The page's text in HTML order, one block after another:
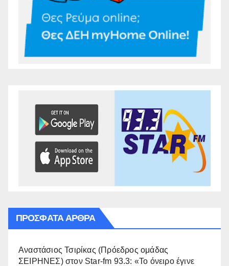
ΠΡΌΣΦΑΤΑ ΆΡΘΡΑ
Αναστάσιος Τσιρίκας (Πρόεδρος ομάδας
ΣΕΙΡΗΝΕΣ) στον Star-fm 93.3: «Το όνειρο έγινε